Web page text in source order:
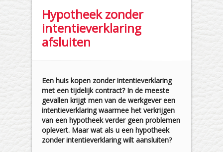
Hypotheek zonder
intentieverklaring
afsluiten
Een huis kopen zonder intentieverklaring
met een tijdelijk contract? In de meeste
gevallen krijgt men van de werkgever een
intentieverklaring waarmee het verkrijgen
van een hypotheek verder geen problemen
oplevert. Maar wat als u een hypotheek
zonder intentieverklaring wilt aansluiten?